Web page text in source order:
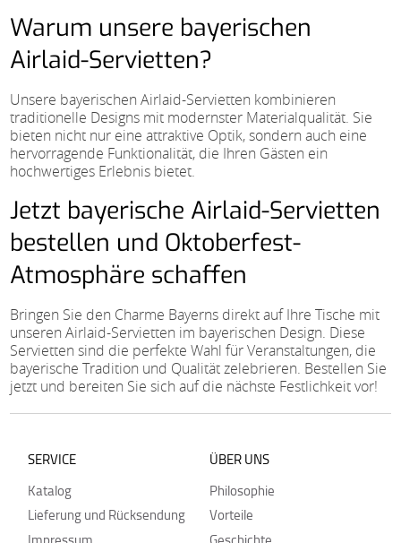
Warum unsere bayerischen
Airlaid-Servietten?
Unsere bayerischen Airlaid-Servietten kombinieren
traditionelle Designs mit modernster Materialqualität. Sie
bieten nicht nur eine attraktive Optik, sondern auch eine
hervorragende Funktionalität, die Ihren Gästen ein
hochwertiges Erlebnis bietet.
Jetzt bayerische Airlaid-Servietten
bestellen und Oktoberfest-
Atmosphäre schaffen
Bringen Sie den Charme Bayerns direkt auf Ihre Tische mit
unseren Airlaid-Servietten im bayerischen Design. Diese
Servietten sind die perfekte Wahl für Veranstaltungen, die
bayerische Tradition und Qualität zelebrieren. Bestellen Sie
jetzt und bereiten Sie sich auf die nächste Festlichkeit vor!
SERVICE
Katalog
Lieferung und Rücksendung
Impressum
ÜBER UNS
Philosophie
Vorteile
Geschichte